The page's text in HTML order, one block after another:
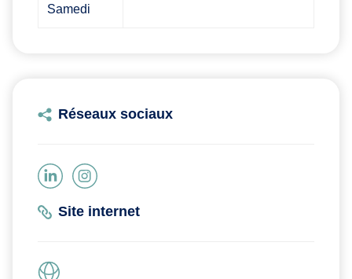
Samedi
Réseaux sociaux
Site internet